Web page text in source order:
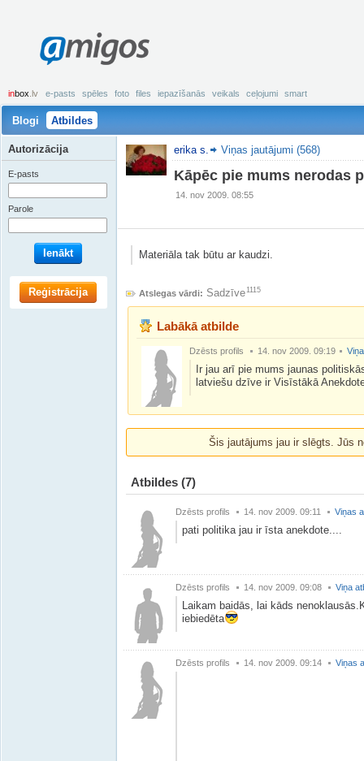
amigos
inbox .lv e-pasts spēles foto files iepazīšanās veikals ceļojumi smart
Blogi Atbildes
erika s. Viņas jautājumi (568)
Kāpēc pie mums nerodas
14. nov 2009. 08:55
Materiāla tak būtu ar kaudzi.
Atslegas vārdi: Sadzīve1115
Labākā atbilde
Dzēsts profils 14. nov 2009. 09:19
Ir jau arī pie mums jaunas
latviešu dzīve ir Visīstākā
Šis jautājums jau ir slēgts. Jūs
Atbildes (7)
Dzēsts profils 14. nov 2009. 09:11 Viņas
pati politika jau ir īsta anekdote....
Dzēsts profils 14. nov 2009. 09:08 Viņa
Laikam baidās, lai kāds
iebiedēta
Dzēsts profils 14. nov 2009. 09:14 Viņas
Autorizācija
E-pasts
Parole
Ienākt
Reģistrācija